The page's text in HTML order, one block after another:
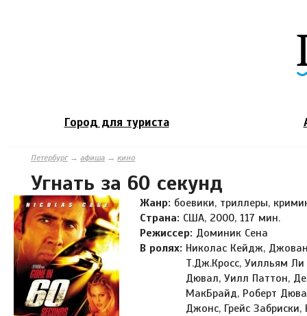
Город для туриста
Петербург→ афиша → кино
Угнать за 60 секунд
Жанр: боевики, триллеры,
Страна: США, 2000, 117 мин.
Режиссер: Доминик Сена
В ролях: Николас Кейдж,
Т.Дж.Кросс, Уилльям
Дювал, Уилл Паттон,
МакБрайд, Роберт
Джонс, Грейс